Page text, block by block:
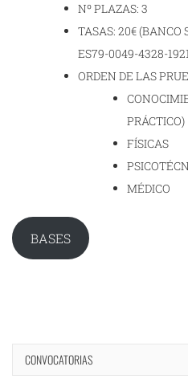
Nº PLAZAS: 3
TASAS: 20€ (BANCO
ES79-0049-4328-
ORDEN DE LAS
PRÁCTICO)
FÍSICAS
MÉDICO
BASES
CONVOCATORIAS